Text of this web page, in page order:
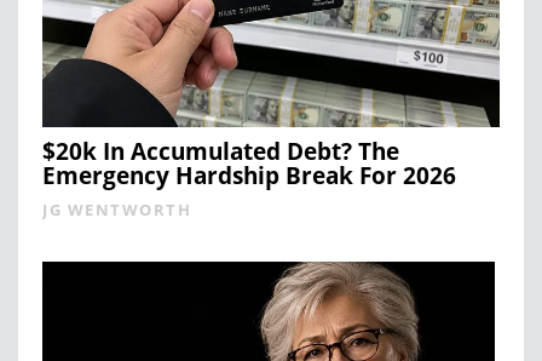
$20k In Accumulated Debt? The
Emergency Hardship Break For 2026
JG WENTWORTH